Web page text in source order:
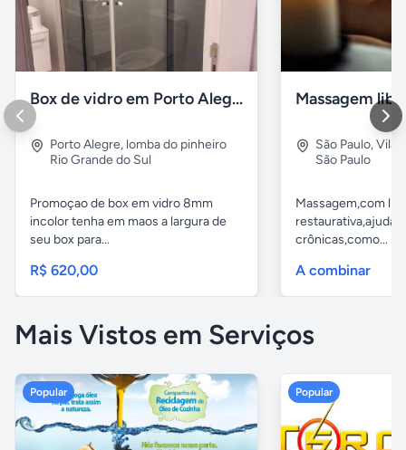
Box de vidro em Porto Alegre
Porto Alegre, lomba do pinheiro
Rio Grande do Sul
Promoçao de box em vidro 8mm
incolor tenha em maos a largura de
seu box para...
R$ 620,00
São Paulo,Vila
São Paulo
Massagem,com
restaurativa,ajuda
crônicas,como...
A combinar
Mais Vistos em Serviços
Popular Popular